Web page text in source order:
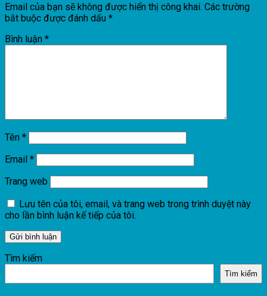
Email của bạn sẽ không được hiển thị công khai. Các trường
bắt buộc được đánh dấu *
Bình luận *
Tên *
Email *
Trang web
Lưu tên của tôi, email, và trang web trong trình duyệt này
cho lần bình luận kế tiếp của tôi.
Tìm kiếm
Tìm kiếm